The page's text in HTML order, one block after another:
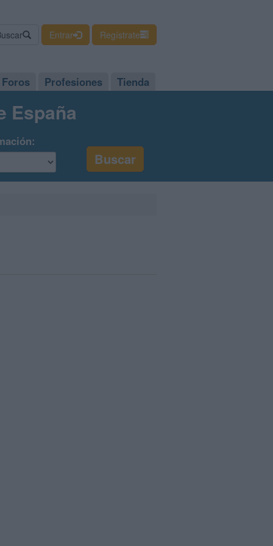
Entrar Regístrate
Foros Profesiones Tienda
España